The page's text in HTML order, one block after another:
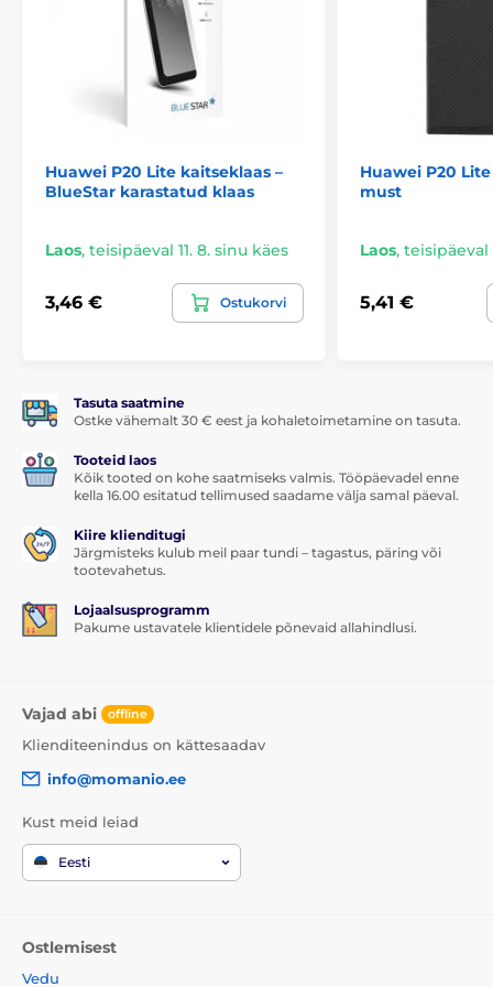
*Pildid on ainult informatiivse tähendusega.
Paigaldamine õnnestub igaühel
karastatud klaasi puhul on selle
väga lihtne
paigaldamine. Tänupaigalduskomplektileon
Erinevalt mõnest teisest karastatud klaasist on kogu
et kaitseklaasi servad hakkaksid lahti tulema või
tõuseksid üles.
Komplekti sisu:
1x kaitseklaas
1x kuiv salvrätik
1x märg salvrätik
Huawei P20 Lite kaitseklaas –
BlueStar karastatud klaas
Laos, teisipäeval 11. 8. sinu käes
3,46 € Ostukorvi
Huawei P20
must
Laos, teisipäeval
5,41 €
Tasuta saatmine
Ostke vähemalt 30 € eest ja kohaletoimetamine on tasuta.
Tooteid laos
Kõik tooted on kohe saatmiseks valmis. Tööpäevadel enne
kella 16.00 esitatud tellimused saadame välja samal päeval.
Kiire klienditugi
Järgmisteks kulub meil paar tundi – tagastus, päring või
tootevahetus.
Lojaalsusprogramm
Pakume ustavatele klientidele põnevaid allahindlusi.
Vajad abi offline
Klienditeenindus on kättesaadav
info@momanio.ee
Kust meid leiad
Eesti
Ostlemisest
Vedu